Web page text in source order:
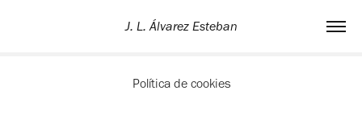
J. L. Álvarez Esteban
Política de cookies